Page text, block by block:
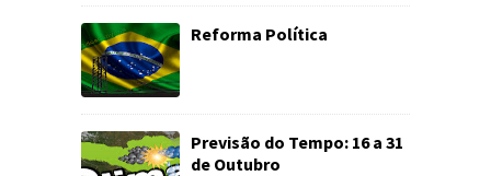
Reforma Política
Previsão do Tempo: 16 a 31
de Outubro